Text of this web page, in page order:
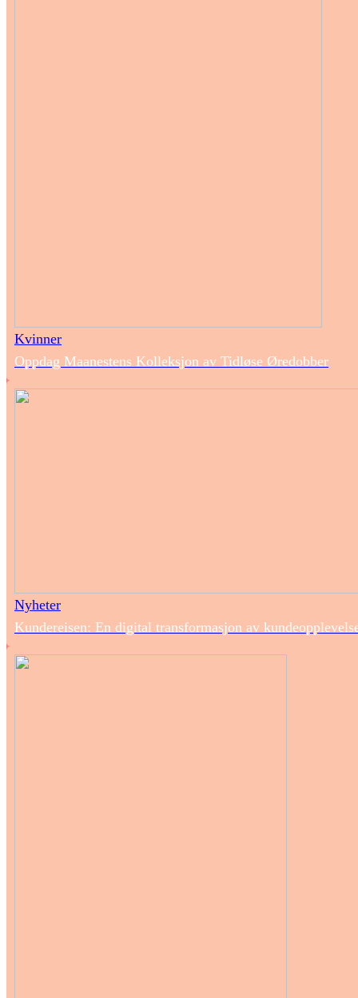
Kvinner
Oppdag Maanestens Kolleksjon av Tidløse Øredobber
Nyheter
Kundereisen: En digital transformasjon av